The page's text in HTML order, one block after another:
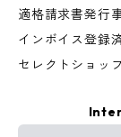
適格請求書発行
インボイス登録
セレクトショッ